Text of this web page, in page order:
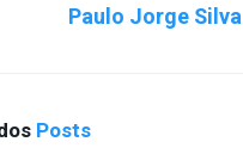
Paulo Jorge Silva
Posts